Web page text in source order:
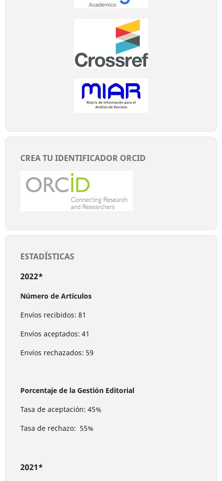
CREA TU IDENTIFICADOR ORCID
ESTADÍSTICAS
2022*
Número de Artículos
Envíos recibidos: 81
Envíos aceptados: 41
Envíos rechazados: 59
Porcentaje de la Gestión Editorial
Tasa de aceptación: 45%
Tasa de rechazo: 55%
2021*